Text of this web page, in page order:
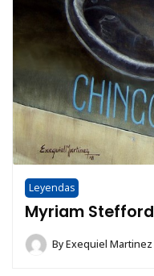
Leyendas
Myriam Stefford
ByExequiel Martinez